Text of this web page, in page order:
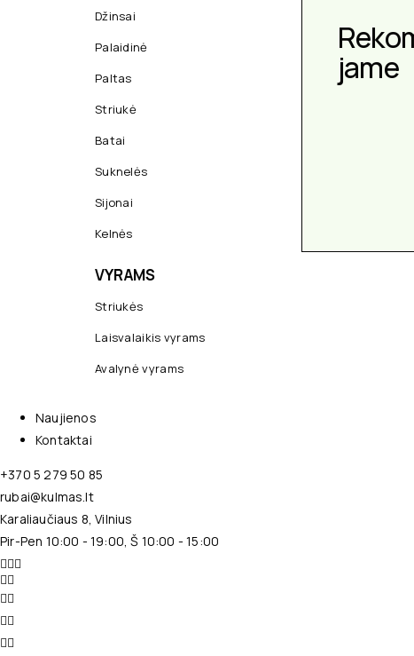
Džinsai
Palaidinė
Paltas
Striukė
Batai
Suknelės
Sijonai
Kelnės
VYRAMS
Striukės
Laisvalaikis vyrams
Avalynė vyrams
jame
Naujienos
Kontaktai
+370 5 279 50 85
rubai@kulmas.lt
Karaliaučiaus 8, Vilnius
Pir-Pen 10:00 - 19:00, Š 10:00 - 15:00